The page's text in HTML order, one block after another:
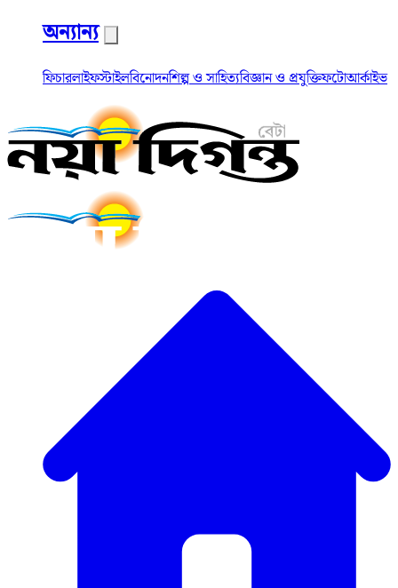
অন্যান্য
ফিচারলাইফস্টাইলবিনোদনশিল্প ও সাহিত্যবিজ্ঞান ও প্রযুক্তিফটোআর্কাইভ